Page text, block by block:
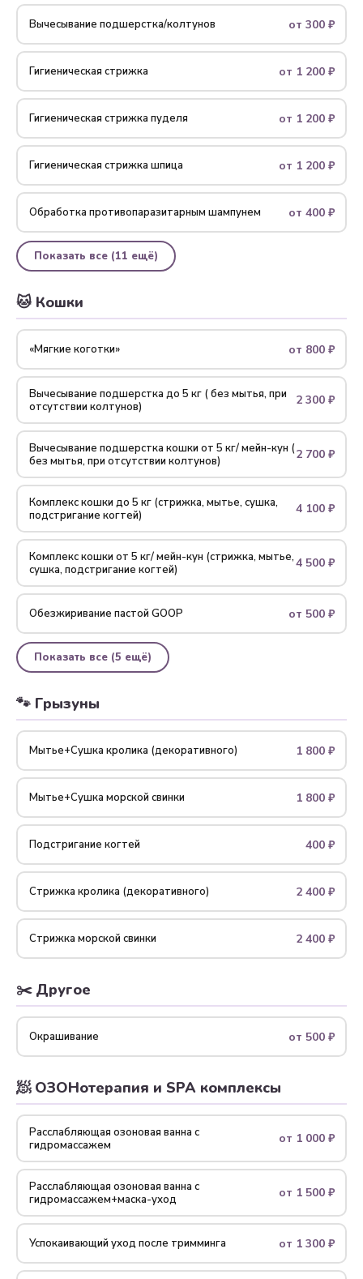
Вычесывание подшерстка/колтунов от 300 ₽
Гигиеническая стрижка от 1 200 ₽
Гигиеническая стрижка пуделя от 1 200 ₽
Гигиеническая стрижка шпица от 1 200 ₽
Обработка противопаразитарным шампунем от 400 ₽
Показать все (11 ещё)
🐱 Кошки
«Мягкие коготки» от 800 ₽
Вычесывание подшерстка до 5 кг ( без мытья, при
отсутствии колтунов)
2 300 ₽
Вычесывание подшерстка кошки от 5 кг/ мейн-кун (
без мытья, при отсутствии колтунов)
2 700 ₽
Комплекс кошки до 5 кг (стрижка, мытье, сушка,
подстригание когтей)
4 100 ₽
Комплекс кошки от 5 кг/ мейн-кун (стрижка, мытье,
сушка, подстригание когтей)
4 500 ₽
Обезжиривание пастой GOOP от 500 ₽
Показать все (5 ещё)
🐾 Грызуны
Мытье+Сушка кролика (декоративного) 1 800 ₽
Мытье+Сушка морской свинки 1 800 ₽
Подстригание когтей 400 ₽
Стрижка кролика (декоративного) 2 400 ₽
Стрижка морской свинки 2 400 ₽
✂️ Другое
Окрашивание от 500 ₽
🧖 ОЗОНотерапия и SPA комплексы
Расслабляющая озоновая ванна с
гидромассажем
от 1 000 ₽
Расслабляющая озоновая ванна с
гидромассажем+маска-уход
от 1 500 ₽
Успокаивающий уход после тримминга от 1 300 ₽